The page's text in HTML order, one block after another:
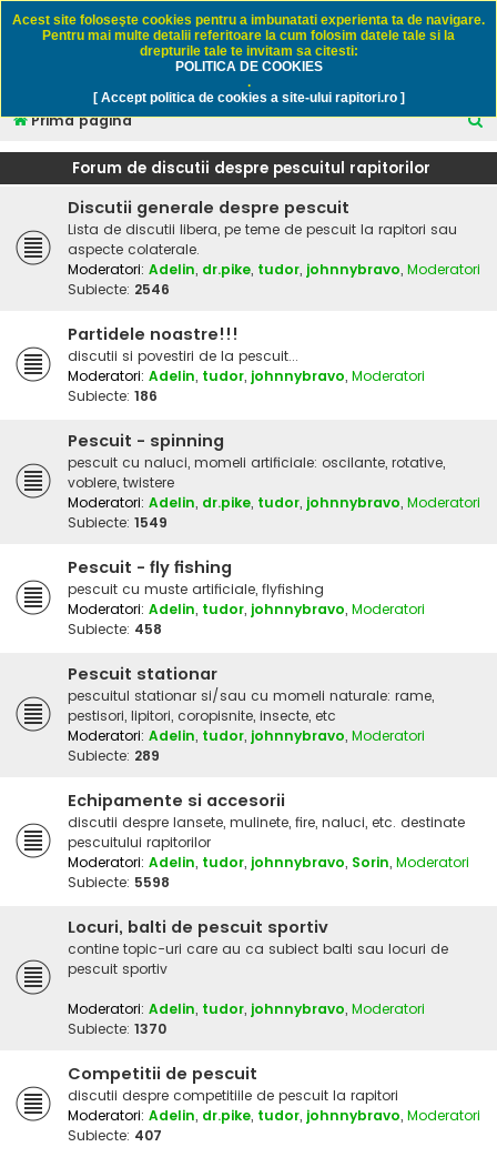
Rapitori.ro - Pescuit sportiv
Prima pagină
C
ă
Forum de discutii despre pescuitul rapitorilor
Discutii generale despre pescuit
Lista de discutii libera, pe teme de pescuit la rapitori sau
aspecte colaterale.
Moderatori: Adelin, dr.pike, tudor, johnnybravo, Moderatori
Subiecte: 2546
Partidele noastre!!!
discutii si povestiri de la pescuit...
Moderatori: Adelin, tudor, johnnybravo, Moderatori
Subiecte: 186
Pescuit - spinning
pescuit cu naluci, momeli artificiale: oscilante, rotative,
voblere, twistere
Moderatori: Adelin, dr.pike, tudor, johnnybravo, Moderatori
Subiecte: 1549
Pescuit - fly fishing
pescuit cu muste artificiale, flyfishing
Moderatori: Adelin, tudor, johnnybravo, Moderatori
Subiecte: 458
Pescuit stationar
pescuitul stationar si/sau cu momeli naturale: rame,
pestisori, lipitori, coropisnite, insecte, etc
Moderatori: Adelin, tudor, johnnybravo, Moderatori
Subiecte: 289
Echipamente si accesorii
discutii despre lansete, mulinete, fire, naluci, etc. destinate
pescuitului rapitorilor
Moderatori: Adelin, tudor, johnnybravo, Sorin, Moderatori
Subiecte: 5598
Locuri, balti de pescuit sportiv
contine topic-uri care au ca subiect balti sau locuri de
pescuit sportiv
Moderatori: Adelin, tudor, johnnybravo, Moderatori
Subiecte: 1370
Competitii de pescuit
discutii despre competitiile de pescuit la rapitori
Moderatori: Adelin, dr.pike, tudor, johnnybravo, Moderatori
Subiecte: 407
Acest site foloseşte cookies pentru a imbunatati experienta ta de navigare.
Pentru mai multe detalii referitoare la cum folosim datele tale si la
drepturile tale te invitam sa citesti:
POLITICA DE COOKIES
.
[ Accept politica de cookies a site-ului rapitori.ro ]